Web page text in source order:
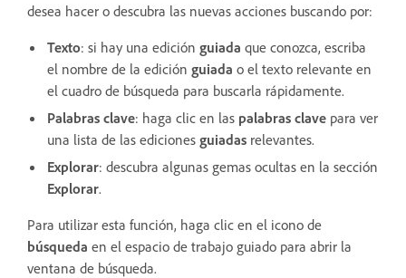
desea hacer o descubra las nuevas acciones buscando por:
Texto: si hay una edición guiada que conozca, escriba
el nombre de la edición guiada o el texto relevante en
el cuadro de búsqueda para buscarla rápidamente.
Palabras clave: haga clic en las palabras clave para ver
una lista de las ediciones guiadas relevantes.
Explorar: descubra algunas gemas ocultas en la sección
Explorar.
Para utilizar esta función, haga clic en el icono de
búsqueda en el espacio de trabajo guiado para abrir la
ventana de búsqueda.